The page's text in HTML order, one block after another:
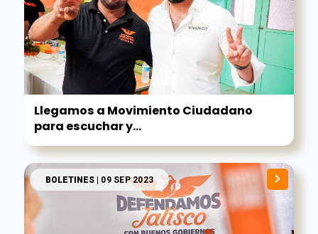
Llegamos a Movimiento Ciudadano
para escuchar y...
BOLETINES| 09 SEP 2023